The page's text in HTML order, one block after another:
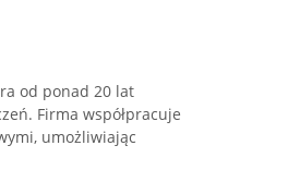
od ponad 20 lat
Firma współpracuje
umożliwiając